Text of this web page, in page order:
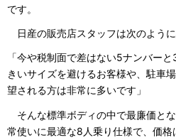
です。
日産の販売店スタッフは次のように
「今や税制面で差はない5ナンバー
きいサイズを避けるお客様や、駐車
望される方は非常に多いです」
そんな標準ボディの中で最廉価と
常使いに最適な8人乗り仕様で、価格